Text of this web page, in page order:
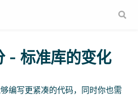
- 标准库的变化
编写更紧凑的代码，同时你也需